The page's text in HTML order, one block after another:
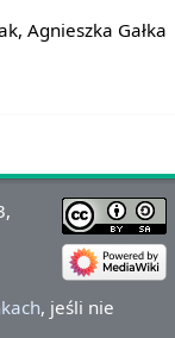
Agnieszka Gałka
, jeśli nie